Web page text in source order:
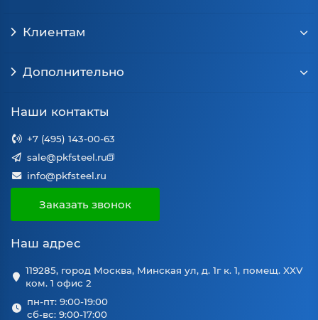
Клиентам
Дополнительно
Наши контакты
+7 (495) 143-00-63
sale@pkfsteel.ru
info@pkfsteel.ru
Заказать звонок
Наш адрес
119285, город Москва, Минская ул, д. 1г к. 1, помещ. XXV
ком. 1 офис 2
пн-пт: 9:00-19:00
сб-вс: 9:00-17:00